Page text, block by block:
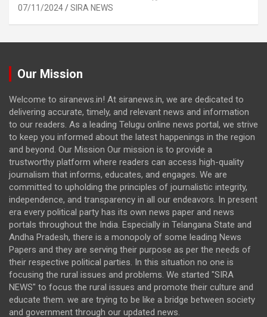
07/11/2024 SIRA NEWS
Our Mission
Welcome to siranews.in! At siranews.in, we are dedicated to
delivering accurate, timely, and relevant news and information
to our readers. As a leading Telugu online news portal, we strive
to keep you informed about the latest happenings in the region
and beyond. Our Mission Our mission is to provide a
trustworthy platform where readers can access high-quality
journalism that informs, educates, and engages. We are
committed to upholding the principles of journalistic integrity,
independence, and transparency in all our endeavors. In present
era every political party has its own news paper and news
portals throughout the India. Especially in Telangana State and
Andha Pradesh, there is a monopoly of some leading News
Papers and they are serving their purpose as per the needs of
their respective political parties. In this situation no one is
focusing the rural issues and problems. We started "SIRA
NEWS" to focus the rural issues and promote their culture and
educate them. we are trying to be like a bridge between society
and government through our updated news.